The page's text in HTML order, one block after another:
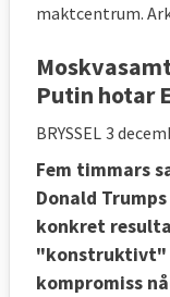
maktcentrum.
Putin hotar
BRYSSEL 3
Fem timmars
Donald
konkret
"konstruktivt"
kompromiss